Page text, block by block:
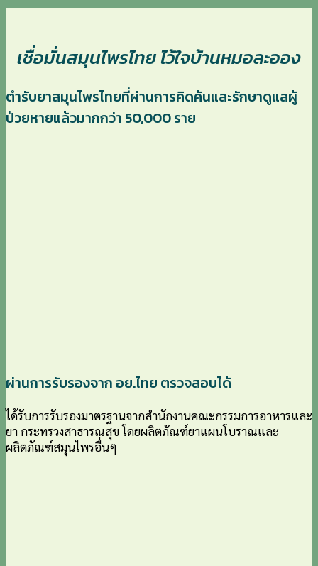
เชื่อมั่นสมุนไพรไทย ไว้ใจบ้านหมอละออง
ตำรับยาสมุนไพรไทยที่ผ่านการคิดค้นและรักษาดูแลผู้
ป่วยหายแล้วมากกว่า 50,000 ราย
ผ่านการรับรองจาก อย.ไทย ตรวจสอบได้
ได้รับการรับรองมาตรฐานจากสำนักงานคณะกรรมการอาหารและ
ยา กระทรวงสาธารณสุข โดยผลิตภัณฑ์ยาแผนโบราณและ
ผลิตภัณฑ์สมุนไพรอื่นๆ